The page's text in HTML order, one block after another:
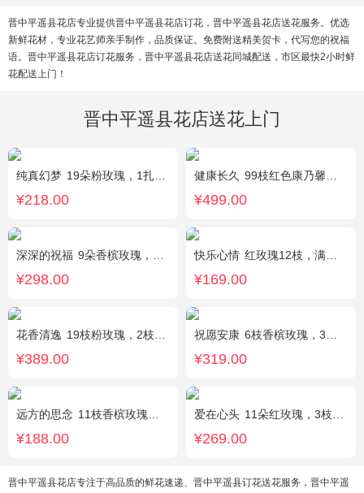
晋中平遥县花店专业提供晋中平遥县花店订花，晋中平遥县花店送花服务。优选
新鲜花材，专业花艺师亲手制作，品质保证。免费附送精美贺卡，代写您的祝福
语。晋中平遥县花店订花服务，晋中平遥县花店送花同城配送，市区最快2小时鲜
花配送上门！
晋中平遥县花店送花上门
纯真幻梦 19朵粉玫瑰，1扎满天星间插丰满
¥218.00
健康长久 99枝红色康乃馨，满天星丰满围绕。
¥499.00
深深的祝福 9朵香槟玫瑰，3支向日葵、香槟色桔梗、洋甘菊、尤加利
¥298.00
快乐心情 红玫瑰12枝，满天星、绿叶丰满
¥169.00
花香清逸 19枝粉玫瑰，2枝粉色乒乓菊，1枝粉色绣球，银叶菊，粉色满天星，绿叶搭配
¥389.00
祝愿安康 6枝香槟玫瑰，3枝向日葵，2枝多头白色百合
¥319.00
远方的思念 11枝香槟玫瑰单独包装，绿叶丰满。
¥188.00
爱在心头 11朵红玫瑰，3枝多头白香水百合，黄莺、绿叶搭配
¥269.00
晋中平遥县花店专注于高品质的鲜花速递、晋中平遥县订花送花服务，晋中平遥